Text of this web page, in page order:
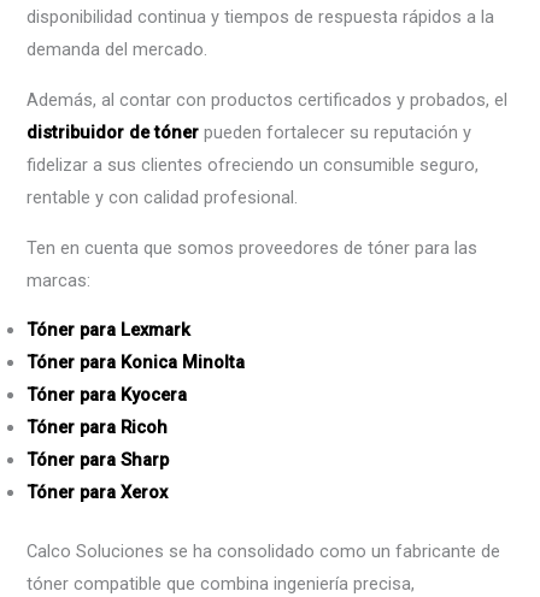
disponibilidad continua y tiempos de respuesta rápidos a la
demanda del mercado.
Además, al contar con productos certificados y probados, el
distribuidor de tóner pueden fortalecer su reputación y
fidelizar a sus clientes ofreciendo un consumible seguro,
rentable y con calidad profesional.
Ten en cuenta que somos proveedores de tóner para las
marcas:
Tóner para Lexmark
Tóner para Konica Minolta
Tóner para Kyocera
Tóner para Ricoh
Tóner para Sharp
Tóner para Xerox
Calco Soluciones se ha consolidado como un fabricante de
tóner compatible que combina ingeniería precisa,